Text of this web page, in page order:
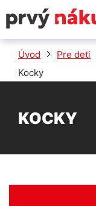
Úvod Pre deti
Kocky
KOCKY